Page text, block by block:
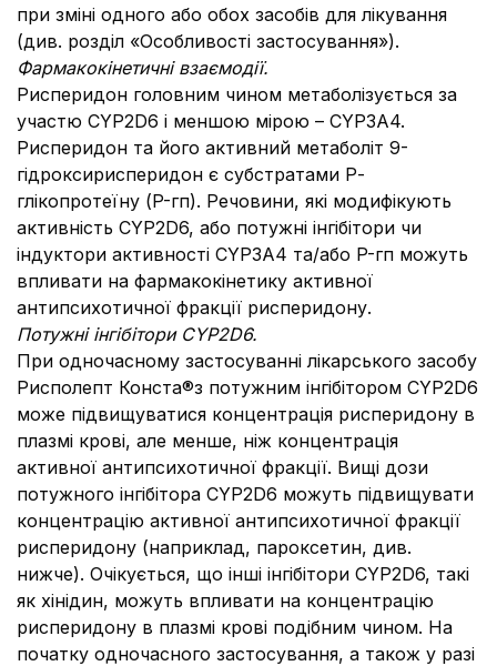
при зміні одного або обох засобів для лікування
(див. розділ «Особливості застосування»).
Фармакокінетичні взаємодії.
Рисперидон головним чином метаболізується за
участю CYP2D6 і меншою мірою – CYP3А4.
Рисперидон та його активний метаболіт 9-
гідроксирисперидон є субстратами Р-
глікопротеїну (P-гп). Речовини, які модифікують
активність CYP2D6, або потужні інгібітори чи
індуктори активності CYP3А4 та/або P-гп можуть
впливати на фармакокінетику активної
антипсихотичної фракції рисперидону.
Потужні інгібітори CYP2D6.
При одночасному застосуванні лікарського засобу
Рисполепт Конста®з потужним інгібітором CYP2D6
може підвищуватися концентрація рисперидону в
плазмі крові, але менше, ніж концентрація
активної антипсихотичної фракції. Вищі дози
потужного інгібітора CYP2D6 можуть підвищувати
концентрацію активної антипсихотичної фракції
рисперидону (наприклад, пароксетин, див.
нижче). Очікується, що інші інгібітори CYP2D6, такі
як хінідин, можуть впливати на концентрацію
рисперидону в плазмі крові подібним чином. На
початку одночасного застосування, а також у разі